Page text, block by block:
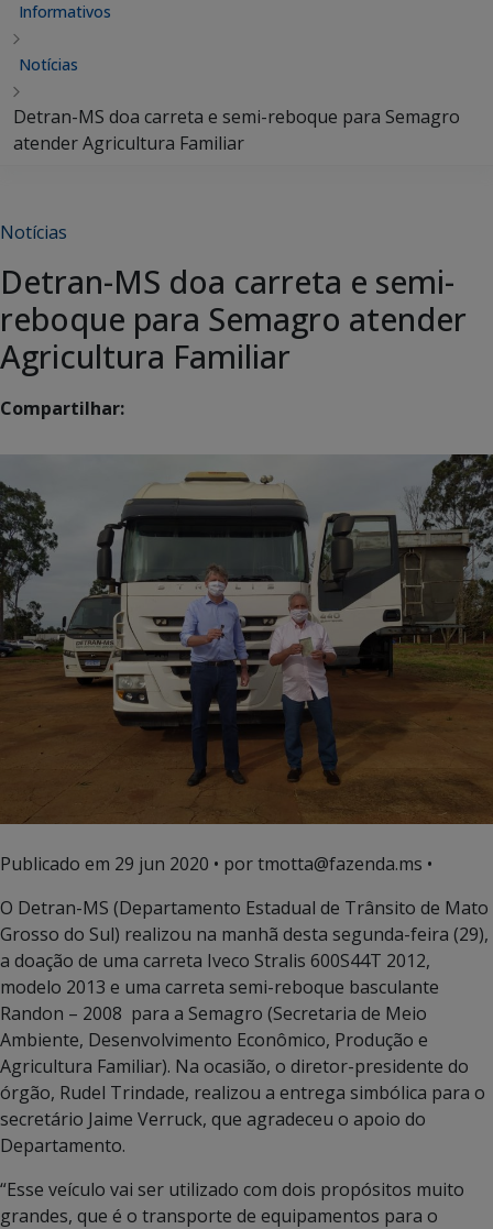
Informativos
Notícias
Detran-MS doa carreta e semi-reboque para Semagro
atender Agricultura Familiar
Notícias
Detran-MS doa carreta e semi-
reboque para Semagro atender
Agricultura Familiar
Compartilhar:
Publicado em 29 jun 2020 • por tmotta@fazenda.ms •
O Detran-MS (Departamento Estadual de Trânsito de Mato
Grosso do Sul) realizou na manhã desta segunda-feira (29),
a doação de uma carreta Iveco Stralis 600S44T 2012,
modelo 2013 e uma carreta semi-reboque basculante
Randon – 2008 para a Semagro (Secretaria de Meio
Ambiente, Desenvolvimento Econômico, Produção e
Agricultura Familiar). Na ocasião, o diretor-presidente do
órgão, Rudel Trindade, realizou a entrega simbólica para o
secretário Jaime Verruck, que agradeceu o apoio do
Departamento.
“Esse veículo vai ser utilizado com dois propósitos muito
grandes, que é o transporte de equipamentos para o